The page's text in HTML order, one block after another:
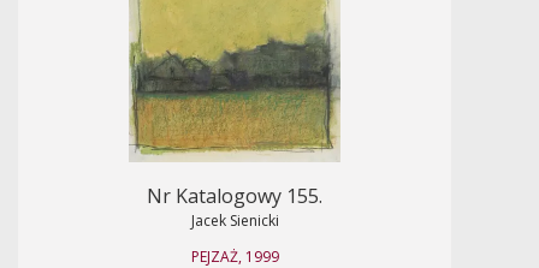
Nr Katalogowy 155.
Jacek Sienicki
PEJZAŻ, 1999